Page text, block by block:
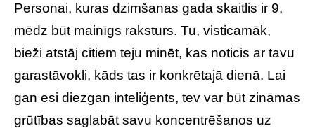
Personai, kuras dzimšanas gada skaitlis ir 9,
mēdz būt mainīgs raksturs. Tu, visticamāk,
bieži atstāj citiem teju minēt, kas noticis ar tavu
garastāvokli, kāds tas ir konkrētajā dienā. Lai
gan esi diezgan inteliģents, tev var būt zināmas
grūtības saglabāt savu koncentrēšanos uz